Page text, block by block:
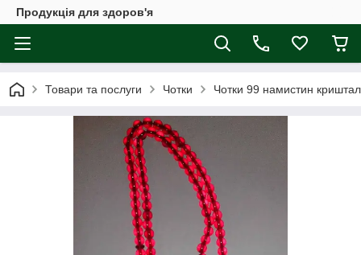
Продукція для здоров'я
Товари та послуги Чотки Чотки 99 намистин